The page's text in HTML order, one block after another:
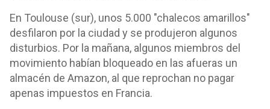
En Toulouse (sur), unos 5.000 "chalecos amarillos"
desfilaron por la ciudad y se produjeron algunos
disturbios. Por la mañana, algunos miembros del
movimiento habían bloqueado en las afueras un
almacén de Amazon, al que reprochan no pagar
apenas impuestos en Francia.